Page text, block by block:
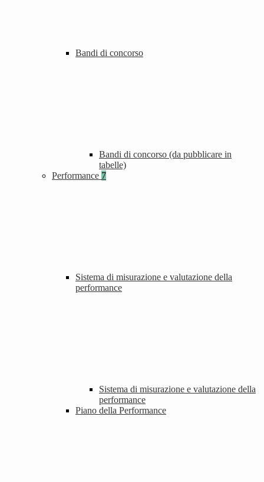
Bandi di concorso
Bandi di concorso (da pubblicare in
tabelle)
Performance 7
Sistema di misurazione e valutazione della
performance
Sistema di misurazione e valutazione della
performance
Piano della Performance